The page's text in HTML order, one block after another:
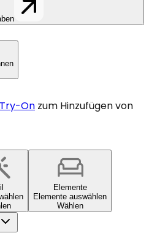
On zum Hinzufügen von
Elemente
Elemente auswählen
Wählen